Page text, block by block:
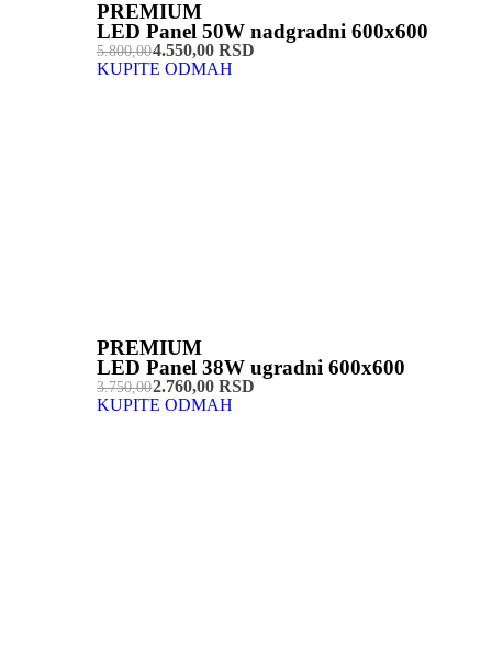
PREMIUM
LED Panel 50W nadgradni 600x600
5.800,004.550,00 RSD
KUPITE ODMAH
PREMIUM
LED Panel 38W ugradni 600x600
3.750,002.760,00 RSD
KUPITE ODMAH